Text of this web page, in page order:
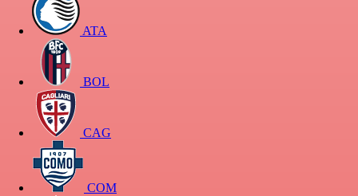
ATA
BOL
CAG
COM